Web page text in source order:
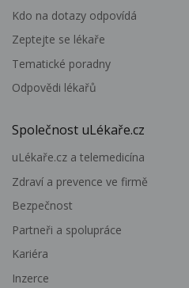
Kdo na dotazy odpovídá
Zeptejte se lékaře
Tematické poradny
Odpovědi lékařů
Společnost uLékaře.cz
uLékaře.cz a telemedicína
Zdraví a prevence ve firmě
Bezpečnost
Partneři a spolupráce
Kariéra
Inzerce